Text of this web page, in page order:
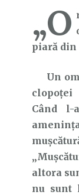
„O
piară din
Un om
Când l-
altora
nu sunt